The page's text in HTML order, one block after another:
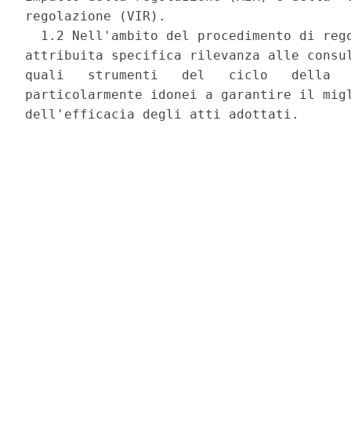
regolazione (VIR).
1.2 Nell'ambito del procedimento di
attribuita specifica rilevanza alle
quali   strumenti   del   ciclo   della
particolarmente idonei a garantire il